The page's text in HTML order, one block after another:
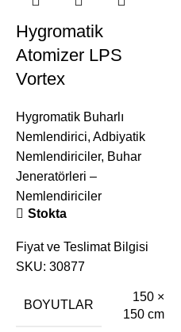
Hygromatik
Atomizer LPS
Vortex
Hygromatik Buharlı
Nemlendirici, Adbiyatik
Nemlendiriciler, Buhar
Jeneratörleri –
Nemlendiriciler
Stokta
Fiyat ve Teslimat Bilgisi
SKU: 30877
BOYUTLAR
150 ×
150 cm